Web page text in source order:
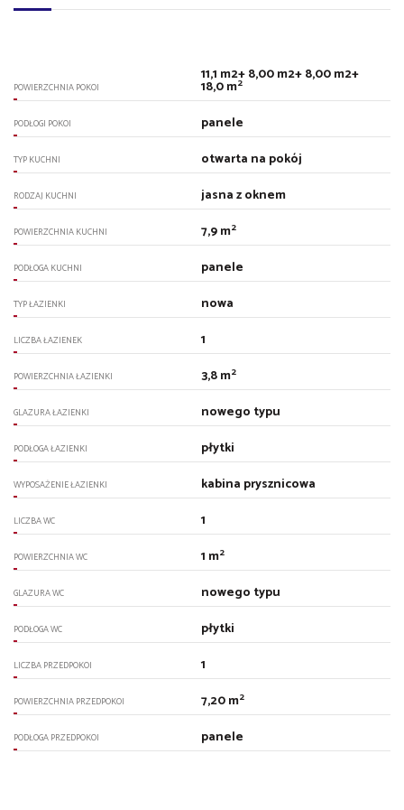
POWIERZCHNIA POKOI
11,1 m2+ 8,00 m2+ 8,00 m2+
18,0 m2
PODŁOGI POKOI panele
TYP KUCHNI otwarta na pokój
RODZAJ KUCHNI jasna z oknem
POWIERZCHNIA KUCHNI 7,9 m2
PODŁOGA KUCHNI panele
TYP ŁAZIENKI nowa
LICZBA ŁAZIENEK 1
POWIERZCHNIA ŁAZIENKI 3,8 m2
GLAZURA ŁAZIENKI nowego typu
PODŁOGA ŁAZIENKI płytki
WYPOSAŻENIE ŁAZIENKI kabina prysznicowa
LICZBA WC 1
POWIERZCHNIA WC 1 m2
GLAZURA WC nowego typu
PODŁOGA WC płytki
LICZBA PRZEDPOKOI 1
POWIERZCHNIA PRZEDPOKOI 7,20 m2
PODŁOGA PRZEDPOKOI panele